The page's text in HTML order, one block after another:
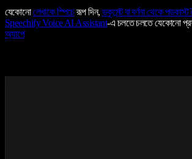
যেকোনোলেখাকে স্পিচেরূপ দিন, ডকুমেন্ট বা বর্ণনা থেকে
Speechify Voice AI Assistant-এ চলতে চলতে যেকোনো
অ্যাপে